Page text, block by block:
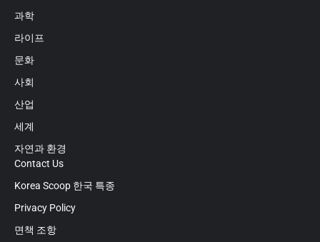
과학
라이프
문화
사회
산업
세계
자연과 환경
Contact Us
Korea Scoop 한국 특종
Privacy Policy
면책 조항